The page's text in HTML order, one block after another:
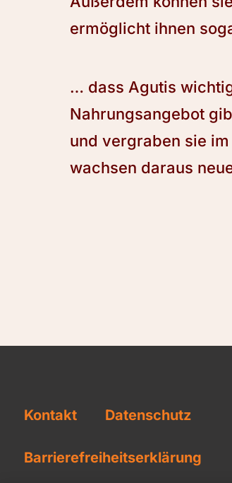
ermöglicht ihnen
… dass Agutis
Nahrungsangebot
und vergraben sie
wachsen daraus
Kontakt Datenschutz
Barrierefreiheitserklärung